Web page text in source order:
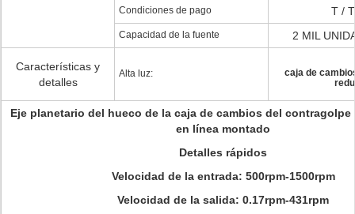
Condiciones de pago T /
Capacidad de la fuente 2 MIL
Características y
detalles
Alta luz:
caja de
Eje planetario del hueco de la caja de cambios del
en línea montado
Detalles rápidos
Velocidad de la entrada: 500rpm-1500rpm
Velocidad de la salida: 0.17rpm-431rpm